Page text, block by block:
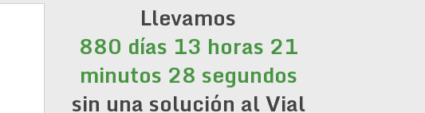
Llevamos
880 días 13 horas 21
minutos 28 segundos
sin una solución al Vial